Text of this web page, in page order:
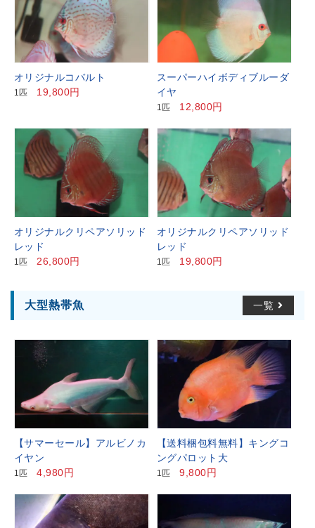
オリジナルコバルト
1匹 19,800円
スーパーハイボディブルーダ
イヤ
1匹 12,800円
オリジナルクリペアソリッド
レッド
1匹 26,800円
オリジナルクリペアソリッド
レッド
1匹 19,800円
大型熱帯魚 一覧
【サマーセール】アルビノカ
イヤン
1匹 4,980円
【送料梱包料無料】キングコ
ングパロット大
1匹 9,800円